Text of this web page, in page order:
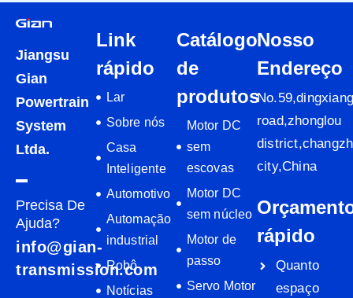
Jiangsu
Gian
Powertrain
System
Ltda.
Precisa De
Ajuda?
info@gian-
transmission.com
Link
rápido
Lar
Sobre nós
Casa
Inteligente
Automotivo
Automação
industrial
Robô
Notícias
Catálogo
de
produtos
Motor DC
sem
escovas
Motor DC
sem núcleo
Motor de
passo
Servo Motor
Nosso
Endereço
No.59,dingxiang
road,zhonglou
city,China
rápido
Quanto
espaço